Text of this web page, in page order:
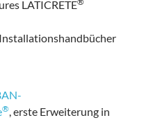
LATICRETE
®, erste Erweiterung in